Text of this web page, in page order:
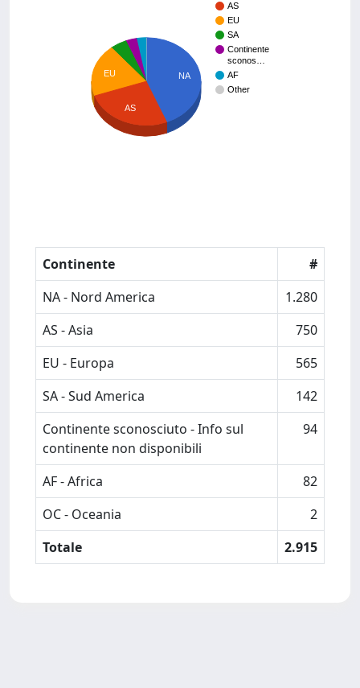
AS
EU
SA
Continente
sconos…
AF
Other
NA
EU
AS
Continente
#
NA - Nord America
1.280
AS - Asia
750
EU - Europa
565
SA - Sud America
142
Continente sconosciuto - Info sul
continente non disponibili
94
AF - Africa
82
OC - Oceania
2
Totale
2.915